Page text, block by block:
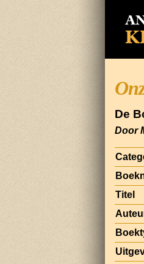
De
Door
Titel